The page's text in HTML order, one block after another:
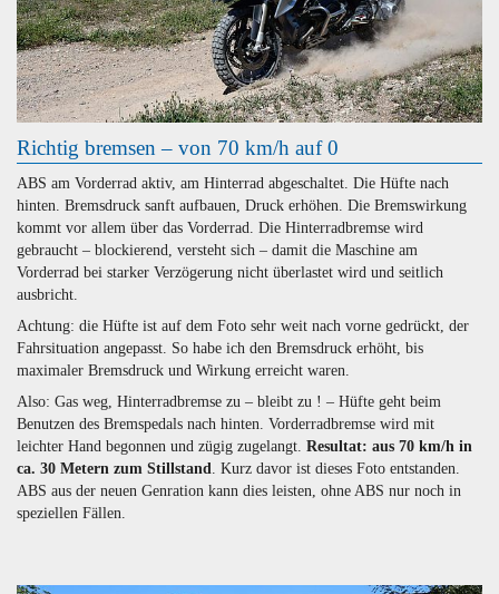
Richtig bremsen – von 70 km/h auf 0
ABS am Vorderrad aktiv, am Hinterrad abgeschaltet. Die Hüfte nach
hinten. Bremsdruck sanft aufbauen, Druck erhöhen. Die Bremswirkung
kommt vor allem über das Vorderrad. Die Hinterradbremse wird
gebraucht – blockierend, versteht sich – damit die Maschine am
Vorderrad bei starker Verzögerung nicht überlastet wird und seitlich
ausbricht.
Achtung: die Hüfte ist auf dem Foto sehr weit nach vorne gedrückt, der
Fahrsituation angepasst. So habe ich den Bremsdruck erhöht, bis
maximaler Bremsdruck und Wirkung erreicht waren.
Also: Gas weg, Hinterradbremse zu – bleibt zu ! – Hüfte geht beim
Benutzen des Bremspedals nach hinten. Vorderradbremse wird mit
leichter Hand begonnen und zügig zugelangt. Resultat: aus 70 km/h in
ca. 30 Metern zum Stillstand. Kurz davor ist dieses Foto entstanden.
ABS aus der neuen Genration kann dies leisten, ohne ABS nur noch in
speziellen Fällen.